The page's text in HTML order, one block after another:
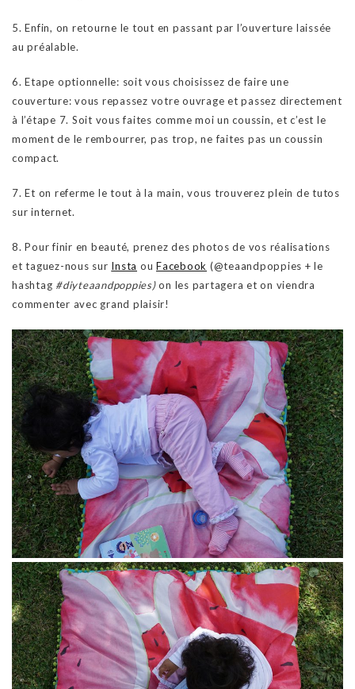
5. Enfin, on retourne le tout en passant par l’ouverture laissée
au préalable.
6. Etape optionnelle: soit vous choisissez de faire une
couverture: vous repassez votre ouvrage et passez directement
à l’étape 7. Soit vous faites comme moi un coussin, et c’est le
moment de le rembourrer, pas trop, ne faites pas un coussin
compact.
7. Et on referme le tout à la main, vous trouverez plein de tutos
sur internet.
8. Pour finir en beauté, prenez des photos de vos réalisations
et taguez-nous sur Insta ou Facebook (@teaandpoppies + le
hashtag #diyteaandpoppies)on les partagera et on viendra
commenter avec grand plaisir!